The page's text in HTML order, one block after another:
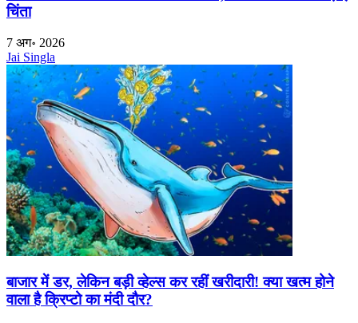
चिंता
7 अग॰ 2026
Jai Singla
बाजार में डर, लेकिन बड़ी व्हेल्स कर रहीं खरीदारी! क्या खत्म होने
वाला है क्रिप्टो का मंदी दौर?